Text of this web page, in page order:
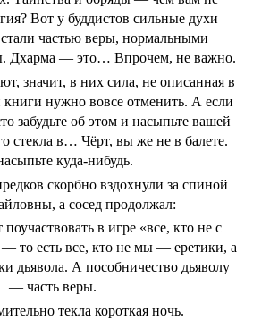
Вот у буддистов сильные духи
частью веры, нормальными
Дхарма — это… Впрочем, не важно.
значит, в них сила, не описанная в
нужно вовсе отменить. А если
забудьте об этом и насыпьте вашей
стекла в… Чёрт, вы же не в балете.
куда-нибудь.
скорбно вздохнули за спиной
а сосед продолжал:
в игре «все, кто не с
то есть все, кто не мы — еретики, а
дьявола. А пособничество дьяволу
— часть веры.
текла короткая ночь.